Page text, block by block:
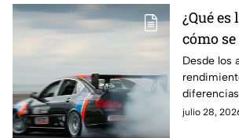
¿Qué
cómo
la F1?
debes
Gran
Hungría
Desde los
la F1; aquí
julio 28,